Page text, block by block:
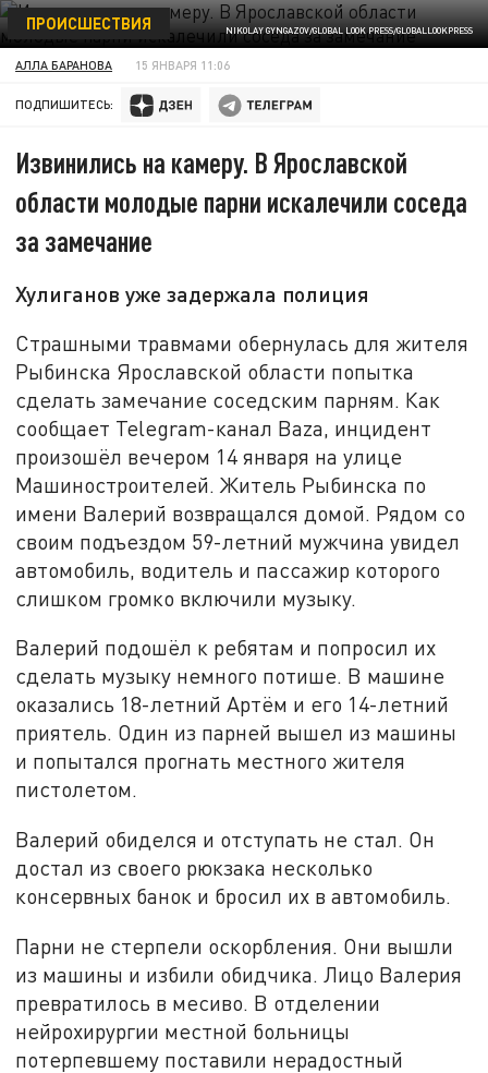
NIKOLAY GYNGAZOV/GLOBAL LOOK PRESS/GLOBALLOOKPRESS
ПРОИСШЕСТВИЯ
АЛЛА БАРАНОВА 15 ЯНВАРЯ 11:06
ПОДПИШИТЕСЬ:
Извинились на камеру. В Ярославской
области молодые парни искалечили соседа
за замечание
Хулиганов уже задержала полиция
Страшными травмами обернулась для жителя
Рыбинска Ярославской области попытка
сделать замечание соседским парням. Как
сообщает Telegram-канал Baza, инцидент
произошёл вечером 14 января на улице
Машиностроителей. Житель Рыбинска по
имени Валерий возвращался домой. Рядом со
своим подъездом 59-летний мужчина увидел
автомобиль, водитель и пассажир которого
слишком громко включили музыку.
Валерий подошёл к ребятам и попросил их
сделать музыку немного потише. В машине
оказались 18-летний Артём и его 14-летний
приятель. Один из парней вышел из машины
и попытался прогнать местного жителя
пистолетом.
Валерий обиделся и отступать не стал. Он
достал из своего рюкзака несколько
консервных банок и бросил их в автомобиль.
Парни не стерпели оскорбления. Они вышли
из машины и избили обидчика. Лицо Валерия
превратилось в месиво. В отделении
нейрохирургии местной больницы
потерпевшему поставили нерадостный